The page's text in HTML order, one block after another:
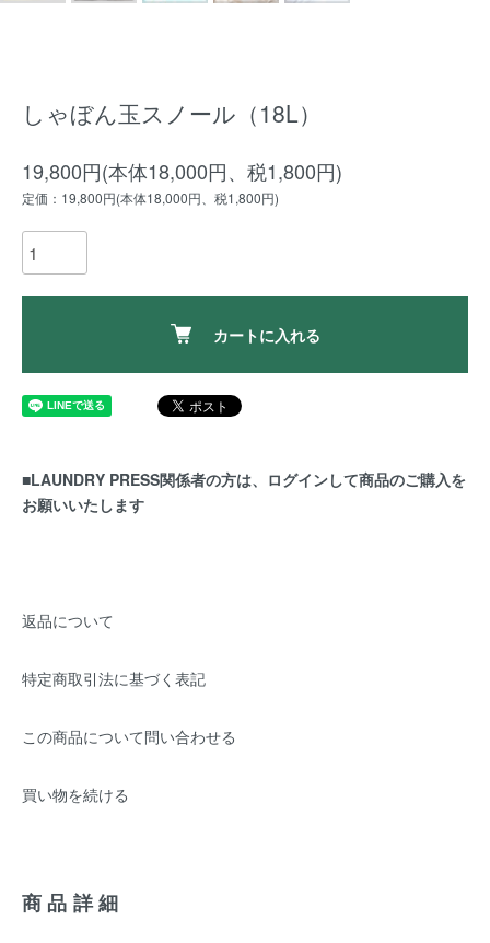
しゃぼん玉スノール（18L）
19,800円(本体18,000円、税1,800円)
定価：19,800円(本体18,000円、税1,800円)
カートに入れる
■LAUNDRY PRESS関係者の方は、ログインして商品のご購入を
お願いいたします
返品について
特定商取引法に基づく表記
この商品について問い合わせる
買い物を続ける
商品詳細